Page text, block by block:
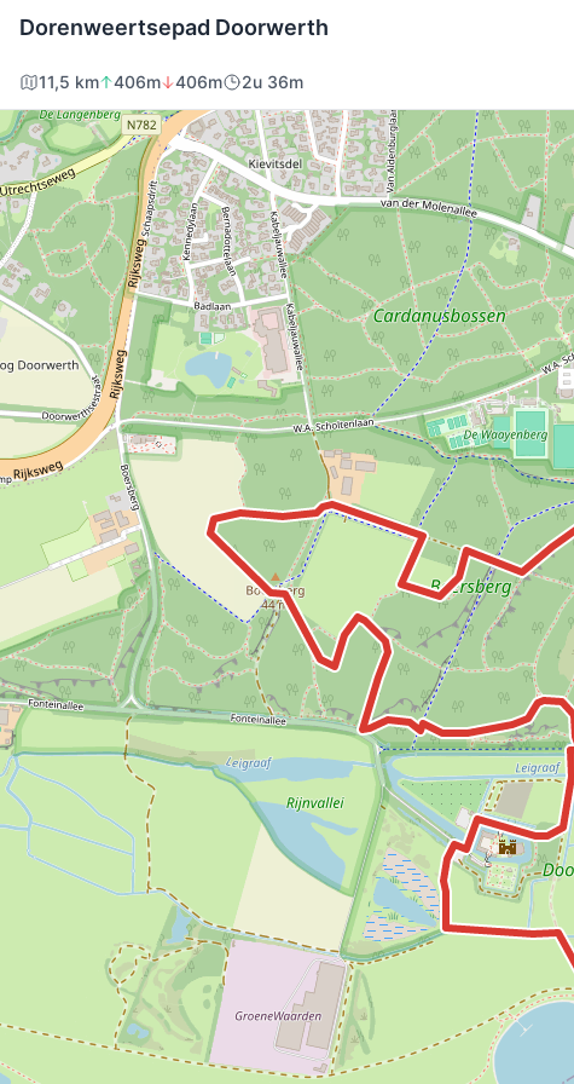
Dorenweertsepad Doorwerth
11,5 km 406m 406m 2u 36m